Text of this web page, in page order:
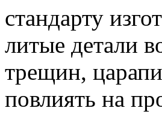
стандарту
литые детали
трещин,
повлиять на